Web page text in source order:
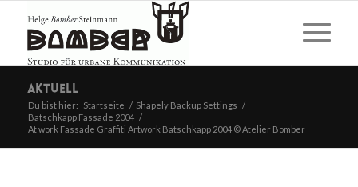
Aktuell
Du bist hier: Startseite / Shapely Backup Settings /
Batschkapp Fassade 2004 /
At work Fassade Graffiti Artwork Batschkapp 2004 © Atelier Bomber